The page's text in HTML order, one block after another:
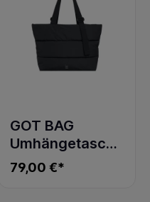
GOT BAG
Umhängetasche
PUFFER TOTE
BAG
79,00 €*